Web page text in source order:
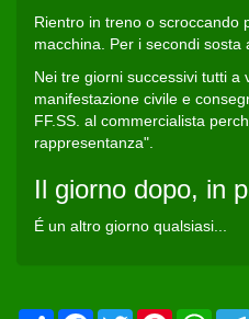
Rientro in treno o scroccando
macchina. Per i secondi sosta
Nei tre giorni successivi tutti a
manifestazione civile e
FF.SS. al commercialista
rappresentanza".
Il giorno dopo, in
É un altro giorno qualsiasi...